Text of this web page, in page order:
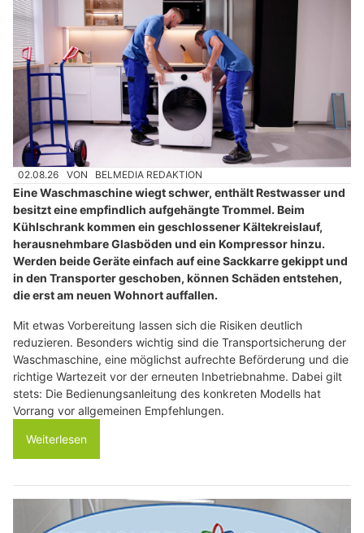
02.08.26 VON BELMEDIA REDAKTION
Eine Waschmaschine wiegt schwer, enthält Restwasser und
besitzt eine empfindlich aufgehängte Trommel. Beim
Kühlschrank kommen ein geschlossener Kältekreislauf,
herausnehmbare Glasböden und ein Kompressor hinzu.
Werden beide Geräte einfach auf eine Sackkarre gekippt und
in den Transporter geschoben, können Schäden entstehen,
die erst am neuen Wohnort auffallen.
Mit etwas Vorbereitung lassen sich die Risiken deutlich
reduzieren. Besonders wichtig sind die Transportsicherung der
Waschmaschine, eine möglichst aufrechte Beförderung und die
richtige Wartezeit vor der erneuten Inbetriebnahme. Dabei gilt
stets: Die Bedienungsanleitung des konkreten Modells hat
Vorrang vor allgemeinen Empfehlungen.
Weiterlesen